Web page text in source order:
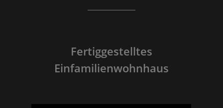
Fertiggestelltes
Einfamilienwohnhaus